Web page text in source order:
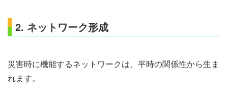
2. ネットワーク形成
災害時に機能するネットワークは、平時の関係性から生ま
れます。